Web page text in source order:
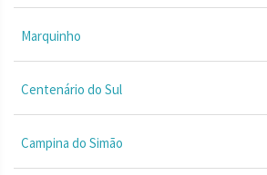
Marquinho
Centenário do Sul
Campina do Simão